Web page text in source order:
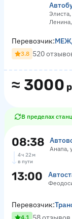
≈ 3000
Перевозчик:
3.8 520
В пределах
08:38 Анапа,
4 ч 22 м
в пути
13:00
Перевозчик:
4.1